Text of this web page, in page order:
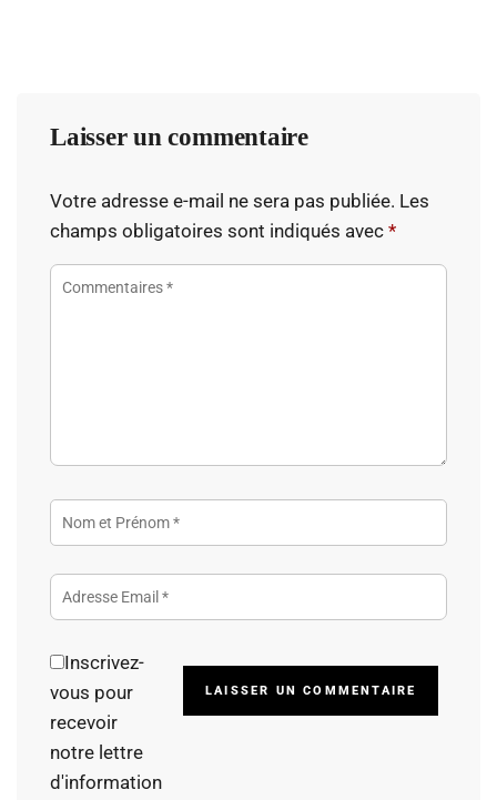
Laisser un commentaire
Votre adresse e-mail ne sera pas publiée. Les
champs obligatoires sont indiqués avec *
Inscrivez-
vous pour
recevoir
notre lettre
d'information